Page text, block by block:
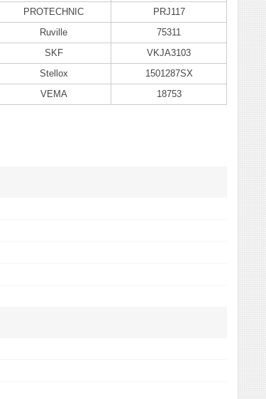
PROTECHNIC
PRJ117
Ruville
75311
SKF
VKJA3103
Stellox
1501287SX
VEMA 18753